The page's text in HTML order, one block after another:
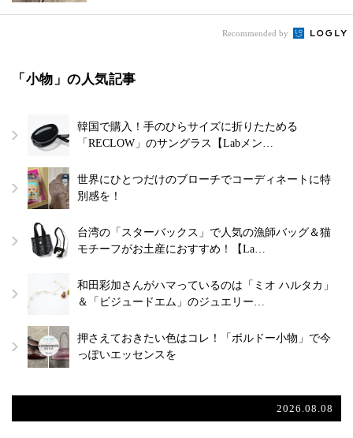
Recommended by
「小物」の人気記事
韓国で購入！手のひらサイズに折りたためる
「RECLOW」のサングラス【Labメン…
世界にひとつだけのブローチでコーディネートに特
別感を！
台湾の「スターバックス」で人気の漁師バッグ＆猫
モチーフがお土産におすすめ！【La…
和田彩加さんがハマっているのは「ミオ ハルタカ」
＆「ビジュードエム」のジュエリー…
押さえておきたい色はコレ！「ボルドー小物」で今
っぽいエッセンスを
2026.08.08